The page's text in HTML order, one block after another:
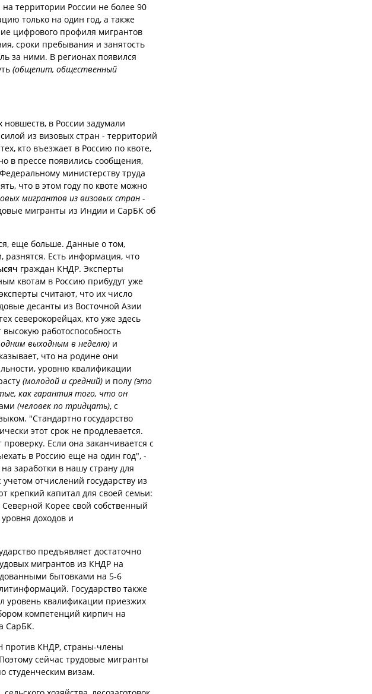
территории России не более 90
только на один год, а также
цифрового профиля мигрантов
сроки пребывания и занятость
за ними. В регионах появился
(общепит, общественный
в России задумали
из визовых стран - территорий
кто въезжает в Россию по квоте,
в прессе появились сообщения,
министерству труда
что в этом году по квоте можно
мигрантов из визовых стран -
мигранты из Индии и СарБК об
еще больше. Данные о том,
разнятся. Есть информация, что
граждан КНДР. Эксперты
квотам в Россию прибудут уже
считают, что их число
десанты из Восточной Азии
северокорейцах, кто уже здесь
работоспособность
выходным в неделю) и
что на родине они
уровню квалификации
(молодой и средний) и полу (это
как гарантия того, что он
(человек по тридцать), с
"Стандартно государство
этот срок не продлевается.
Если она заканчивается с
в Россию еще на один год", -
заработки в нашу страну для
отчислений государству из
крепкий капитал для своей семьи:
Корее свой собственный
доходов и
предъявляет достаточно
мигрантов из КНДР на
бытовками на 5-6
Государство также
уровень квалификации приезжих
компетенций кирпич на
СарБК.
против КНДР, страны-члены
сейчас трудовые мигранты
студенческим визам.